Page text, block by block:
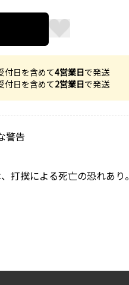
付日を含めて4営業日で発送
付日を含めて2営業日で発送
警告
打撲による死亡の恐れあり。